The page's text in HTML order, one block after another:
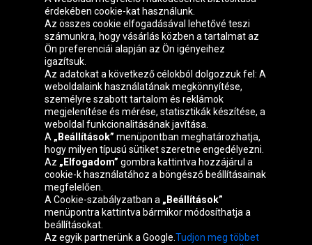
Oponeo csoport
Belgique
Česká
republika
Deutschland
España
érdekében cookie-kat használunk.
Az összes cookie elfogadásával lehetővé teszi
számunkra, hogy vásárlás közben a tartalmat az
Ön preferenciái alapján az Ön igényeihez
igazítsuk.
Az adatokat a következő célokból dolgozzuk fel: A
weboldalaink használatának megkönnyítése,
személyre szabott tartalom és reklámok
megjelenítése és mérése, statisztikák készítése, a
weboldal funkcionalitásának javítása.
A „Beállítások” menüpontban meghatározhatja,
hogy milyen típusú sütiket szeretne engedélyezni.
Az „Elfogadom” gombra kattintva hozzájárul a
cookie-k használatához a böngésző beállításainak
megfelelően.
A Cookie-szabályzatban a „Beállítások”
menüpontra kattintva bármikor módosíthatja a
beállításokat.
Az egyik partnerünk a Google. Tudjon meg többet